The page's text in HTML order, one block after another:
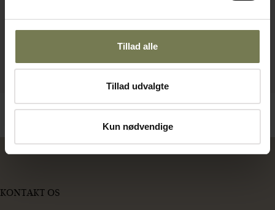
Tillad alle
Tillad udvalgte
Kun nødvendige
KONTAKT OS